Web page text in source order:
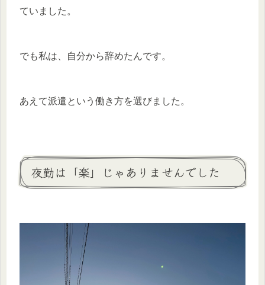
ていました。
でも私は、自分から辞めたんです。
あえて派遣という働き方を選びました。
夜勤は「楽」じゃありませんでした